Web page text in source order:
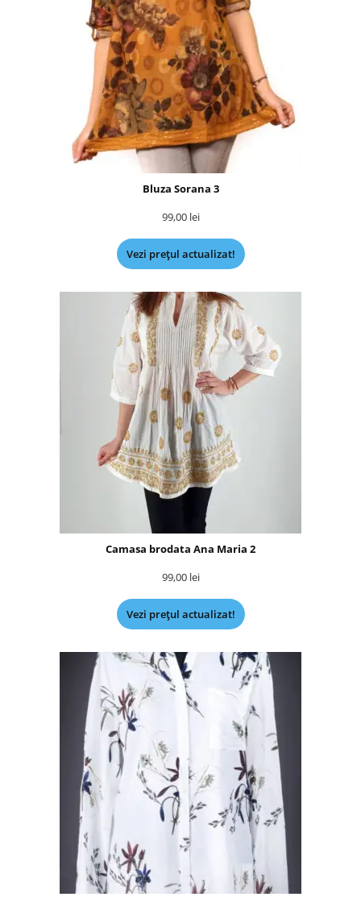
Bluza Sorana 3
99,00 lei
Vezi prețul actualizat!
Camasa brodata Ana Maria 2
99,00 lei
Vezi prețul actualizat!